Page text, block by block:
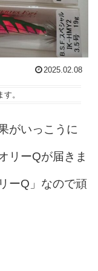
2025.02.08
。
がいっこうに
リーQが届きま
ーQ」なので頑